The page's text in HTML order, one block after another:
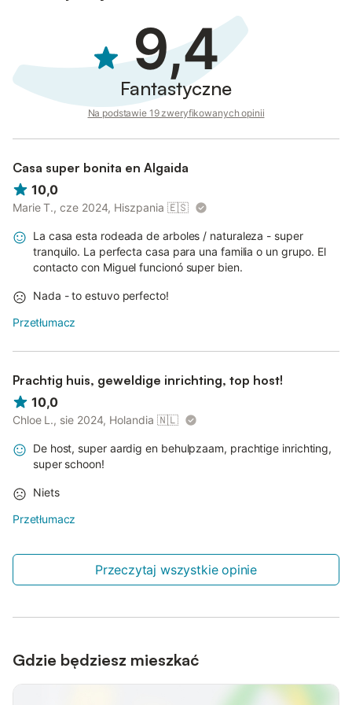
9,4
Fantastyczne
Na podstawie 19 zweryfikowanych opinii
Casa super bonita en Algaida
10,0
Marie T., cze 2024, Hiszpania 🇪🇸
La casa esta rodeada de arboles / naturaleza - super
tranquilo. La perfecta casa para una familia o un grupo. El
contacto con Miguel funcionó super bien.
Nada - to estuvo perfecto!
Przetłumacz
Prachtig huis, geweldige inrichting, top host!
10,0
Chloe L., sie 2024, Holandia 🇳🇱
De host, super aardig en behulpzaam, prachtige inrichting,
super schoon!
Niets
Przetłumacz
Przeczytaj wszystkie opinie
Gdzie będziesz mieszkać